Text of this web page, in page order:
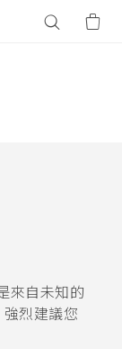
來自未知的
烈建議您